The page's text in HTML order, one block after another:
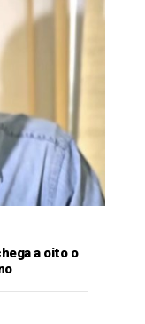
a oito o